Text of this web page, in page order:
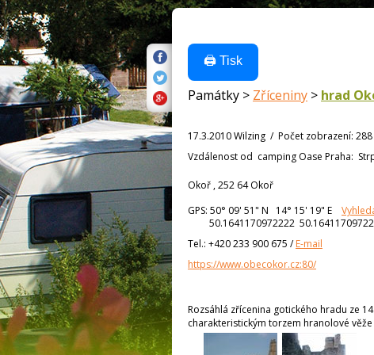
🖨️ Tisk
Památky > Zříceniny > hrad
17.3.2010 Wilzing / Počet zobrazení: 288
Vzdálenost od camping Oase Praha:
Okoř , 252 64 Okoř
GPS: 50° 09' 51" N 14° 15' 19" E
50.1641170972222
Tel.: +420 233 900 675 /E-mail
https://www.obecokor.cz:80/
Rozsáhlá zřícenina gotického hradu ze
charakteristickým torzem hranolové